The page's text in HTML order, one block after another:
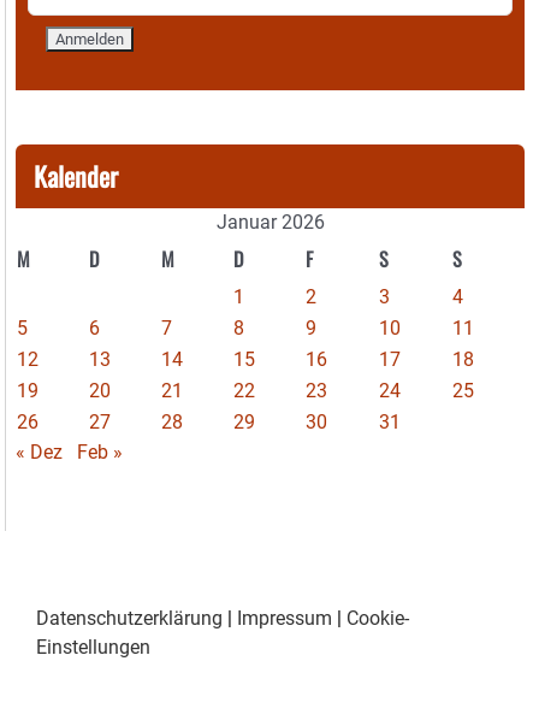
Kalender
Januar 2026
M D M D F S S
1 2 3
4
5
6 7 8 9 10
11
12
13 14 15 16 17
18
19
20 21 22 23 24
25
26
27 28 29 30
31
« Dez
Feb »
Datenschutzerklärung Impressum
Cookie-
Einstellungen